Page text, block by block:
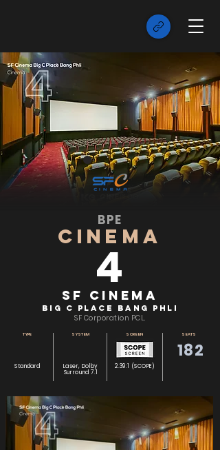
BPE
4
CINEMA
SF Cinema
Big C Place Bang Phli
SF Corporation PCL.
TYPE
Standard
SYSTEM
Laser, Dolby
Surround 7.1
SCREEN
2.39:1 (SCOPE)
SEATS
182